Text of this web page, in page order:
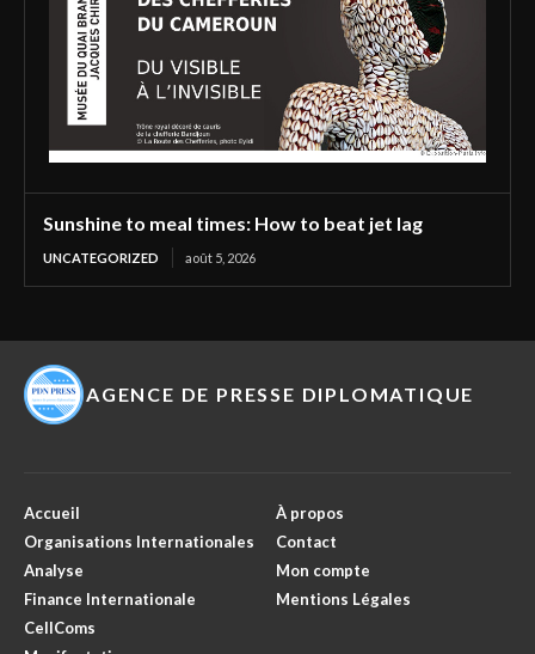
Sunshine to meal times: How to beat jet lag
UNCATEGORIZED août 5, 2026
AGENCE DE PRESSE DIPLOMATIQUE
Accueil
Organisations Internationales
Analyse
Finance Internationale
CellComs
À propos
Contact
Mon compte
Mentions Légales